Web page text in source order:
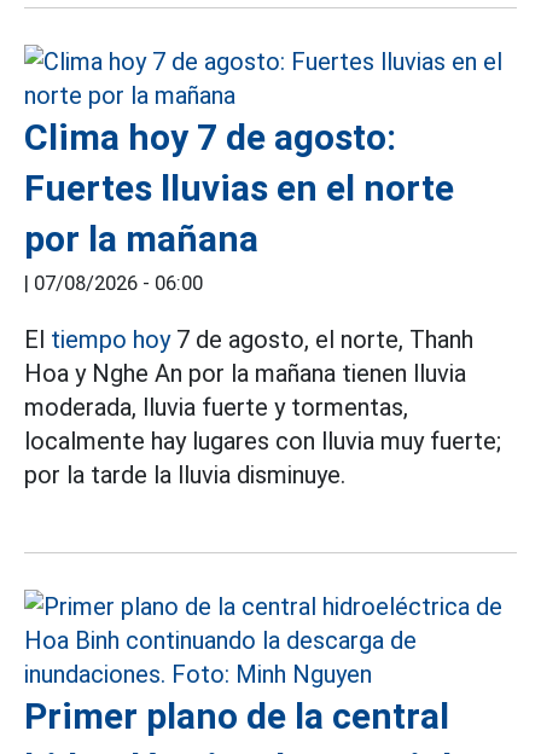
Clima hoy 7 de agosto:
Fuertes lluvias en el norte
por la mañana
| 07/08/2026 - 06:00
El tiempo hoy7 de agosto, el norte, Thanh
Hoa y Nghe An por la mañana tienen lluvia
moderada, lluvia fuerte y tormentas,
localmente hay lugares con lluvia muy fuerte;
por la tarde la lluvia disminuye.
Primer plano de la central